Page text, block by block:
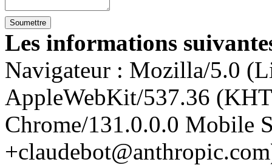
Les informations
Navigateur : Mozilla/5.0
AppleWebKit/537.36
Chrome/131.0.0.0 Mobile